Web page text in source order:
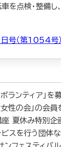
を点検・整備し
号（第1054
ランティア」を
性の会」の会
夏休み特別企
スを行う団体